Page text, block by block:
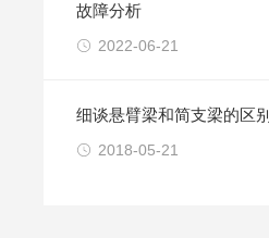
故障分析
2022-06-21
细谈悬臂梁和简支梁的区别
2018-05-21